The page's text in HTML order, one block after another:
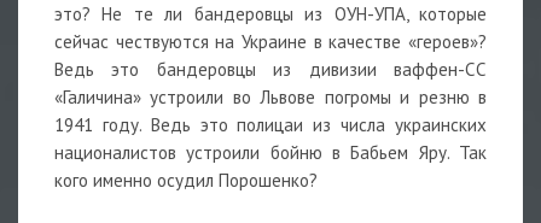
это? Не те ли бандеровцы из ОУН-УПА, которые
сейчас чествуются на Украине в качестве «героев»?
Ведь это бандеровцы из дивизии ваффен-СС
«Галичина» устроили во Львове погромы и резню в
1941 году. Ведь это полицаи из числа украинских
националистов устроили бойню в Бабьем Яру. Так
кого именно осудил Порошенко?